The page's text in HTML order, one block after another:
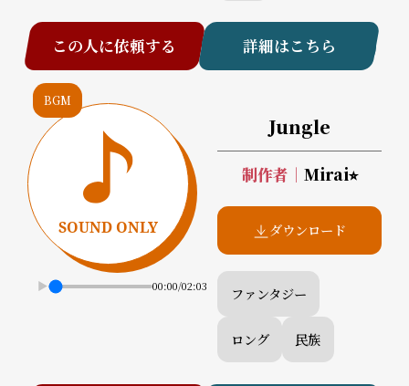
この人に依頼する 詳細はこちら
BGM
00:00/02:03
Jungle
制作者 ｜ Mirai⭐︎
ダウンロード
ファンタジー
ロング 民族